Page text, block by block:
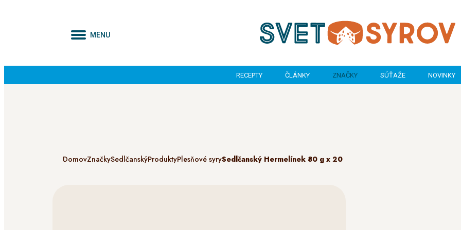
MENU
RECEPTY ČLÁNKY ZNAČKY SÚŤAŽE NOVINKY
DomovZnačkySedlčanskýProduktyPlesňové syrySedlčanský Hermelínek 80 g x 20